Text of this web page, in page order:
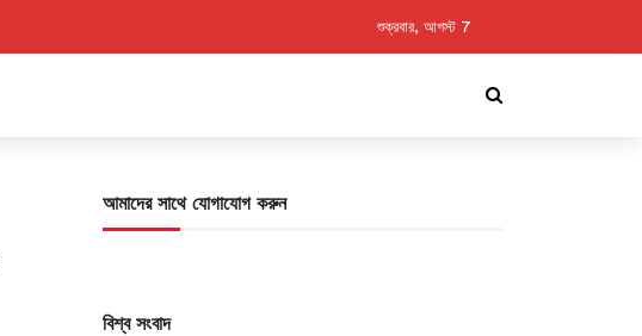
শুক্রবার, আগস্ট 7
আমাদের সাথে যোগাযোগ করুন
বিশ্ব সংবাদ